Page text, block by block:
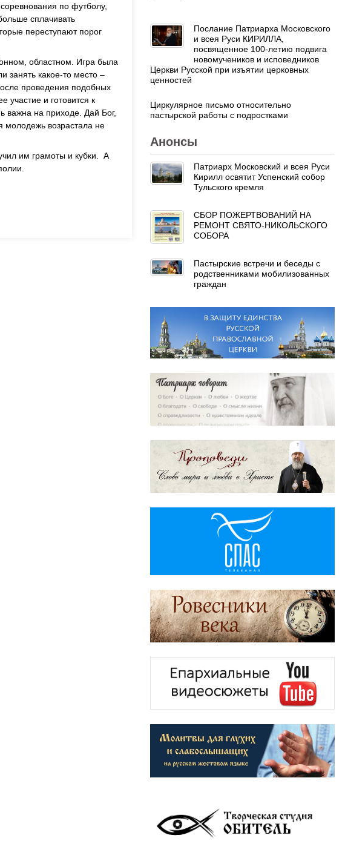
по футболу,
сплачивать
переступают порог
областном. Игра была
занять какое-то место –
проведения подобных
участие и готовится к
важна на приходе. Дай Бог,
молодежь возрастала не
им грамоты и кубки. А
Послание Патриарха Московского
и всея Руси КИРИЛЛА,
посвященное 100-летию подвига
новомучеников и исповедников
Церкви Русской при изъятии церковных
ценностей
Циркулярное письмо относительно
пастырской работы с подростками
Анонсы
Патриарх Московский и всея Руси
Кирилл освятит Успенский собор
Тульского кремля
СБОР ПОЖЕРТВОВАНИЙ НА
РЕМОНТ СВЯТО-НИКОЛЬСКОГО
СОБОРА
Пастырские встречи и беседы с
родственниками мобилизованных
граждан